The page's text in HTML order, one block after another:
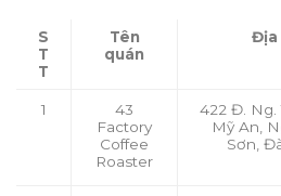
S
T
T
Tên
quán
Địa
1
43
Factory
Coffee
Roaster
422 Đ. Ng.
Mỹ An,
Sơn,